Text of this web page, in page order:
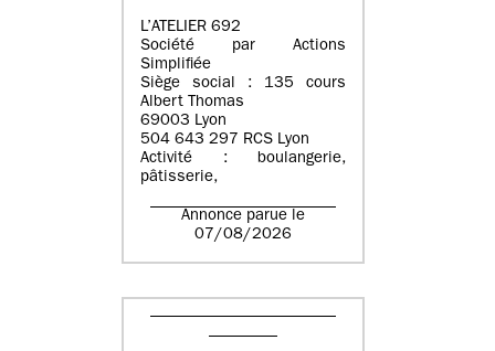
L’ATELIER 692
Société par Actions
Simplifiée
Siège social : 135 cours
Albert Thomas
69003 Lyon
504 643 297 RCS Lyon
Activité : boulangerie,
pâtisserie,
Annonce parue le
07/08/2026